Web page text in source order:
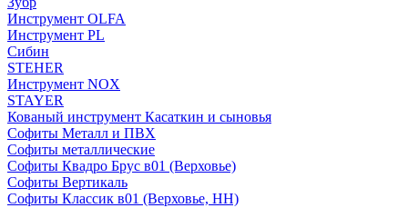
Инструмент OLFA
Инструмент PL
Сибин
STEHER
Инструмент NOX
STAYER
Кованый инструмент Касаткин и сыновья
Софиты Металл и ПВХ
Софиты металлические
Софиты Квадро Брус в01 (Верховье)
Софиты Вертикаль
Софиты Классик в01 (Верховье, НН)